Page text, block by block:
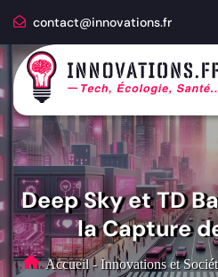
contact@innovations.fr
Deep Sky et TD
la Capture
Accueil - Innovations et